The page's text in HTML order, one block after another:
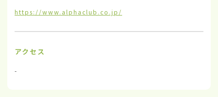
https://www.alphaclub.co.jp/
アクセス
-